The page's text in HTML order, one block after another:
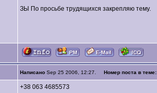
ЗЫ По просьбе трудящихся закрепляю тему.
Написано Sep 25 2006, 12:27. Номер поста в
+38 063 4685573